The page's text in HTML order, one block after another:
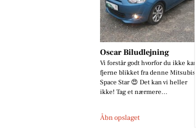
CENTER KIOSKEN
Godmorgen🤩🤩 Så blev det fredag
igen og vi har fyldt godt op i alt
vores lækre bland selv slik😋😋
Også har vi selfølgelig o...
Åbn opslaget